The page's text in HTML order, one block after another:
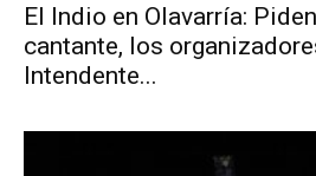
El Indio en Olavarría:
cantante, los
Intendente...